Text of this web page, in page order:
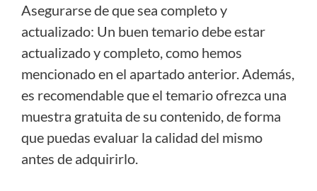
Asegurarse de que sea completo y
actualizado: Un buen temario debe estar
actualizado y completo, como hemos
mencionado en el apartado anterior. Además,
es recomendable que el temario ofrezca una
muestra gratuita de su contenido, de forma
que puedas evaluar la calidad del mismo
antes de adquirirlo.